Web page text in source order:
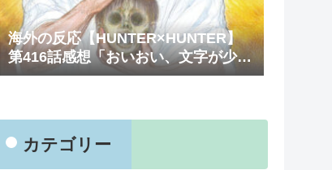
海外の反応【HUNTER×HUNTER】
第416話感想「おいおい、文字が少な
くてスッキリ読めるぞ！！」
カテゴリー